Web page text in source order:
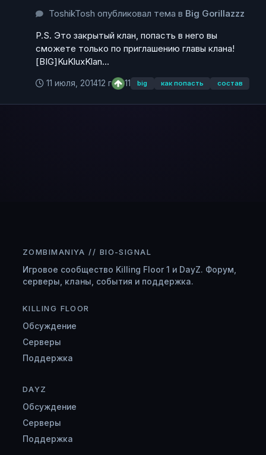
ToshikTosh опубликовал тема в Big Gorillazzz
P.S. Это закрытый клан, попасть в него вы
сможете только по приглашению главы клана!
[BIG]KuKluxKlan...
11 июля, 201412 г 11 big как попасть состав
ZOMBIMANIYA // BIO-SIGNAL
Игровое сообщество Killing Floor 1 и DayZ. Форум,
серверы, кланы, события и поддержка.
KILLING FLOOR
Обсуждение
Серверы
Поддержка
DAYZ
Обсуждение
Серверы
Поддержка